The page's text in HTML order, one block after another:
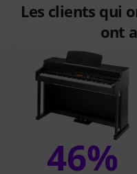
Les clients qui
ont
46%